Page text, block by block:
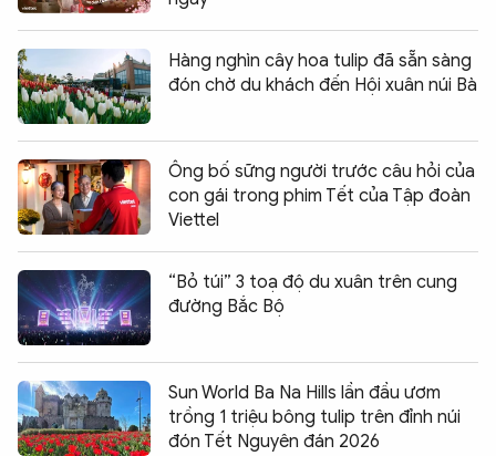
Hàng nghìn cây hoa tulip đã sẵn sàng
đón chờ du khách đến Hội xuân núi Bà
Ông bố sững người trước câu hỏi của
con gái trong phim Tết của Tập đoàn
Viettel
“Bỏ túi” 3 toạ độ du xuân trên cung
đường Bắc Bộ
Sun World Ba Na Hills lần đầu ươm
trồng 1 triệu bông tulip trên đỉnh núi
đón Tết Nguyên đán 2026